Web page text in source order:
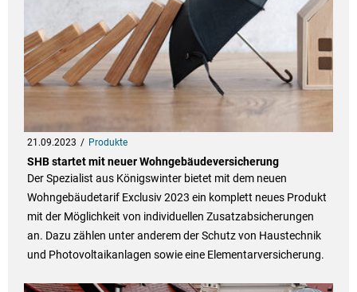
21.09.2023 Produkte
SHB startet mit neuer Wohngebäudeversicherung
Der Spezialist aus Königswinter bietet mit dem neuen
Wohngebäudetarif Exclusiv 2023 ein komplett neues Produkt
mit der Möglichkeit von individuellen Zusatzabsicherungen
an. Dazu zählen unter anderem der Schutz von Haustechnik
und Photovoltaikanlagen sowie eine Elementarversicherung.